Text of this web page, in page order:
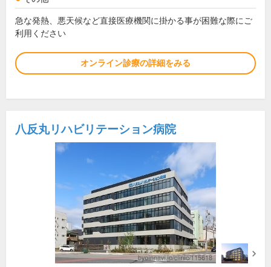
急な発熱、悪天候など直接医療機関に掛かる事が困難な際にご
利用ください
オンライン診療の詳細をみる
八反丸リハビリテーション病院